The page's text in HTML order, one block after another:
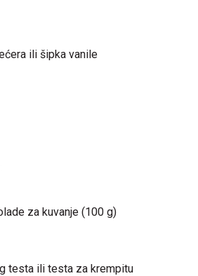
ili šipka vanile
za kuvanje (100 g)
testa ili testa za krempitu